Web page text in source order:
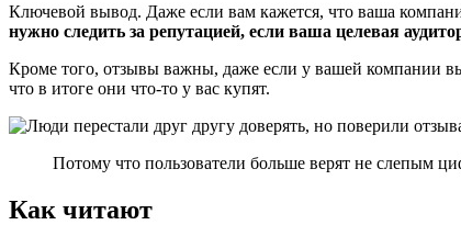
Ключевой вывод. Даже если вам кажется, что ваша
нужно следить за репутацией, если ваша целевая
Кроме того, отзывы важны, даже если у вашей компании
что в итоге они что-то у вас купят.
Потому что пользователи больше верят не слепым
Как читают